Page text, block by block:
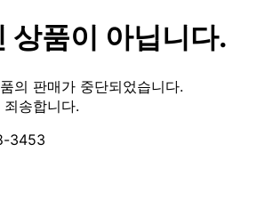
상품이 아닙니다.
의 판매가 중단되었습니다.
송합니다.
3453